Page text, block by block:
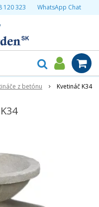
120 323 WhatsApp Chat
z betónu Kvetináč K34